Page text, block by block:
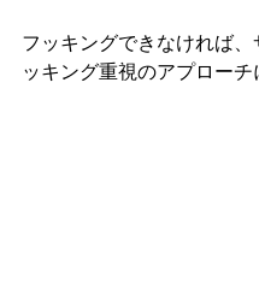
フッキングできなければ
ッキング重視のアプローチ